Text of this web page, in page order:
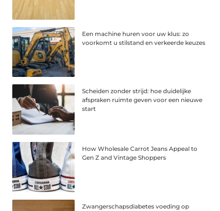
Een machine huren voor uw klus: zo
voorkomt u stilstand en verkeerde keuzes
Scheiden zonder strijd: hoe duidelijke
afspraken ruimte geven voor een nieuwe
start
How Wholesale Carrot Jeans Appeal to
Gen Z and Vintage Shoppers
Zwangerschapsdiabetes voeding op